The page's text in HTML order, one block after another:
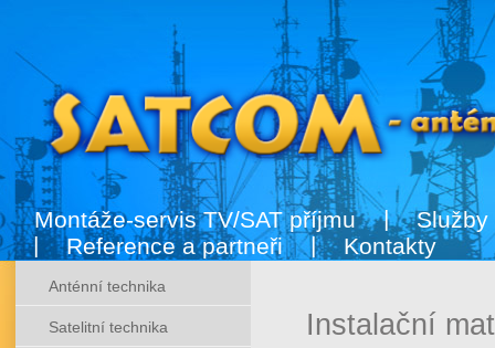
Montáže-servis TV/SAT příjmu
Služby
Reference a partneři
Kontakty
Instalační
Anténní technika
Satelitní technika